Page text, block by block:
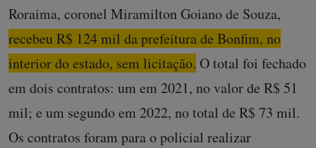
Roraima, coronel Miramilton Goiano de Souza,
recebeu R$ 124 mil da prefeitura de Bonfim, no
interior do estado, sem licitação. O total foi fechado
em dois contratos: um em 2021, no valor de R$ 51
mil; e um segundo em 2022, no total de R$ 73 mil.
Os contratos foram para o policial realizar